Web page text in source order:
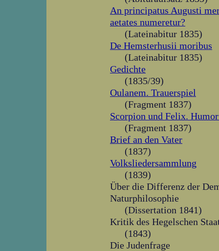
An principatus Augusti
aetates numeretur?
(Lateinabitur 1835)
De Hemsterhusii moribus
(Lateinabitur 1835)
Gedichte
(1835/39)
Oulanem. Trauerspiel
(Fragment 1837)
Scorpion und Felix.
(Fragment 1837)
Brief an den Vater
(1837)
Volksliedersammlung
(1839)
Über die Differenz der
Naturphilosophie
(Dissertation 1841)
Kritik des Hegelschen
(1843)
Die Judenfrage